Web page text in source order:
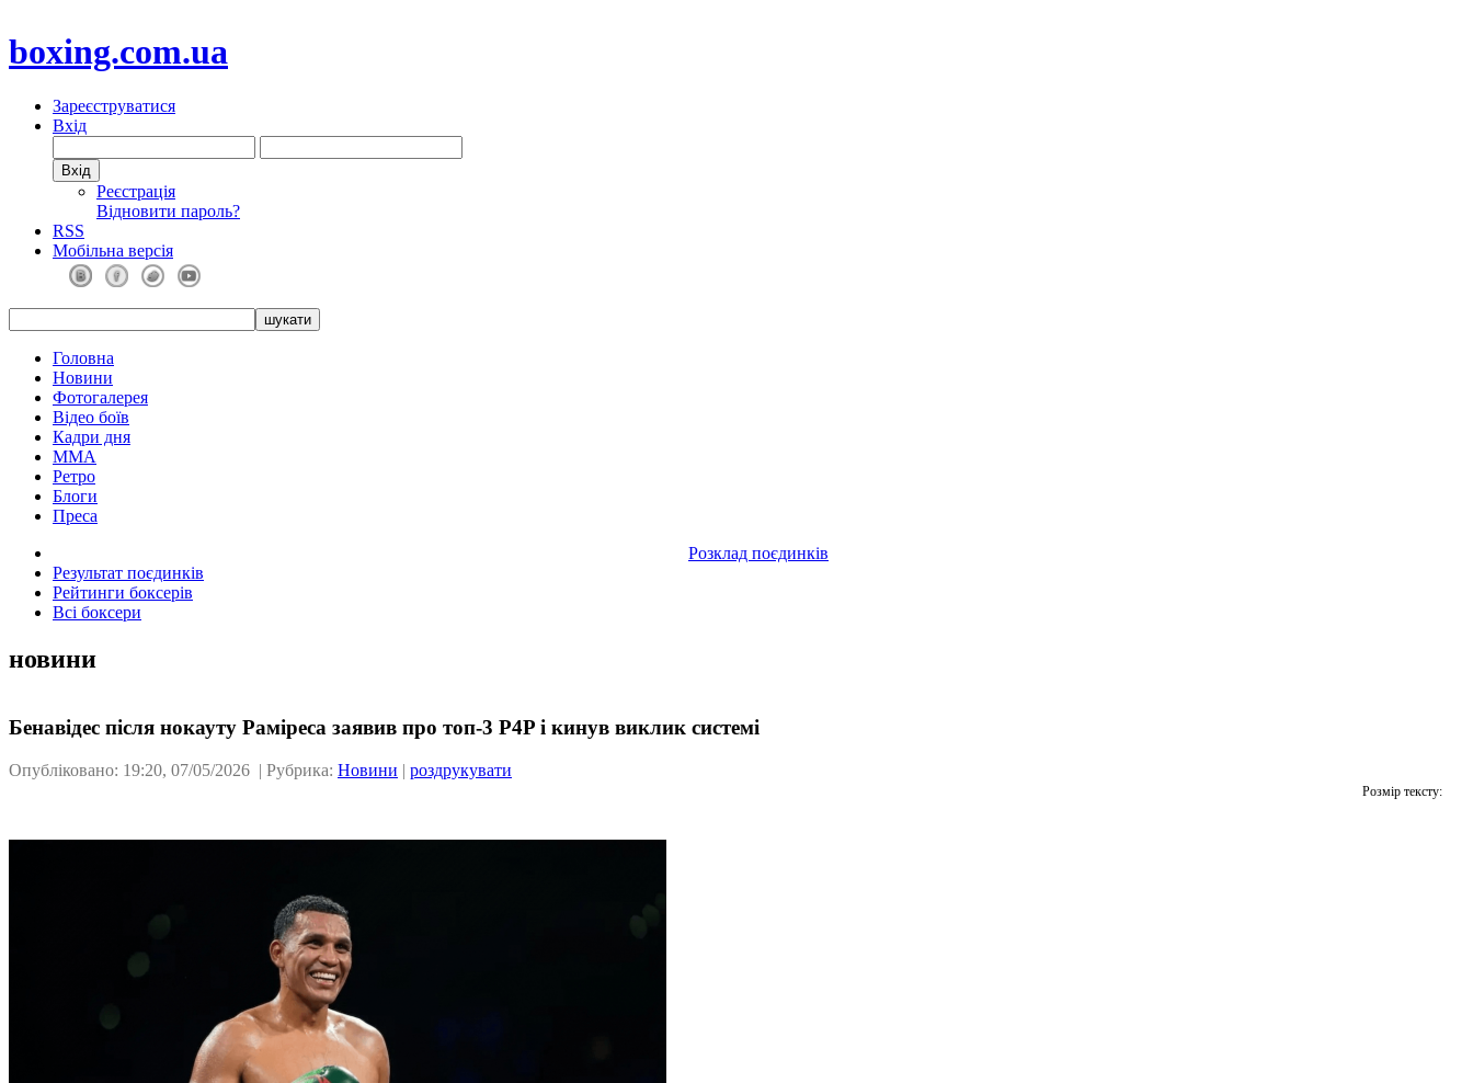
boxing.com.ua
Зареєструватися
Вхід
Реєстрація
Відновити пароль?
RSS
Мобільна версія
Головна
Новини
Фотогалерея
Відео боїв
Кадри дня
ММА
Ретро
Блоги
Преса
Розклад поєдинків
Результат поєдинків
Рейтинги боксерів
Всі боксери
новини
Бенавідес після нокауту Раміреса заявив про топ-3 P4P і кинув виклик системі
Опубліковано: 19:20, 07/05/2026 | Рубрика: Новини | роздрукувати
Розмір тексту: